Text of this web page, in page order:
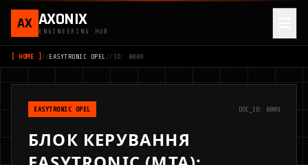
AX AXONIX
ENGINEERING HUB
[ HOME ] //EASYTRONIC OPEL //ID: 0009
EASYTRONIC OPEL DOC_ID: 0009
БЛОК КЕРУВАННЯ